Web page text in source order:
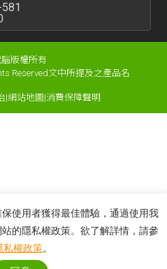
版權所有
Reserved文中所提及之產品名
|網站地圖 |消費保障聲明
使用者獲得最佳體驗，通過使用我
的隱私權政策。欲了解詳情，請參
私權政策。